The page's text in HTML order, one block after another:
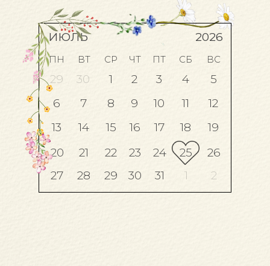
6
ИЮЛЬ
29
2026
28
12
ПН
29
5
ВС
СБ
ПТ
ЧТ
СР
ВТ
1
30
31
13
1
7
30
8 9 10
11
19
20
14 15 16 17
18
26
27
21 22 23 24
25
2
2 3 4